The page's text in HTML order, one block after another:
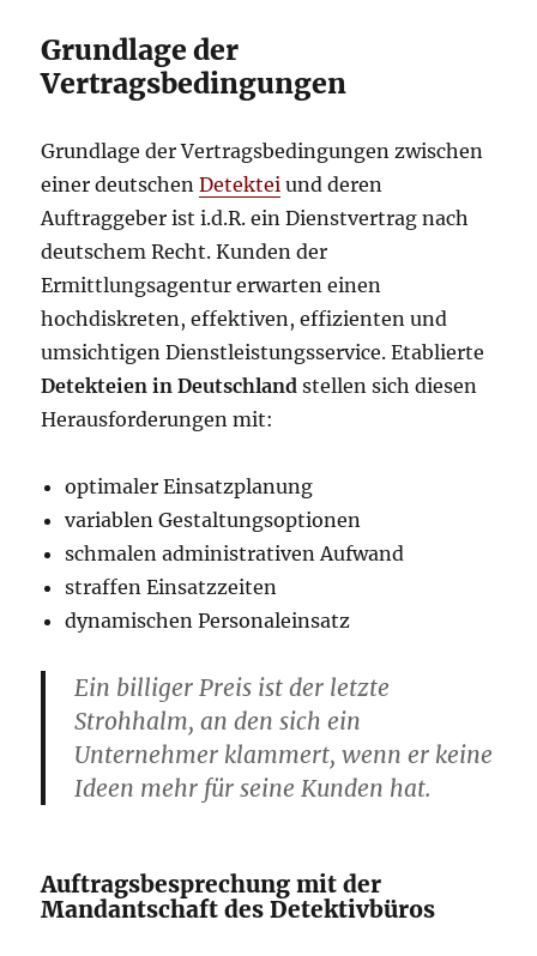
Grundlage der
Vertragsbedingungen
Grundlage der Vertragsbedingungen zwischen
einer deutschenDetektei und deren
Auftraggeber ist i.d.R. ein Dienstvertrag nach
deutschem Recht. Kunden der
Ermittlungsagentur erwarten einen
hochdiskreten, effektiven, effizienten und
umsichtigen Dienstleistungsservice. Etablierte
Detekteien in Deutschland stellen sich diesen
Herausforderungen mit:
optimaler Einsatzplanung
variablen Gestaltungsoptionen
schmalen administrativen Aufwand
straffen Einsatzzeiten
dynamischen Personaleinsatz
Ein billiger Preis ist der letzte
Strohhalm, an den sich ein
Unternehmer klammert, wenn er keine
Ideen mehr für seine Kunden hat.
Auftragsbesprechung mit der
Mandantschaft des Detektivbüros